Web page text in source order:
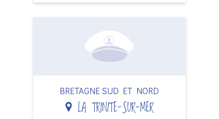
BRETAGNE SUD ET NORD
LA TRINITE-SUR-MER